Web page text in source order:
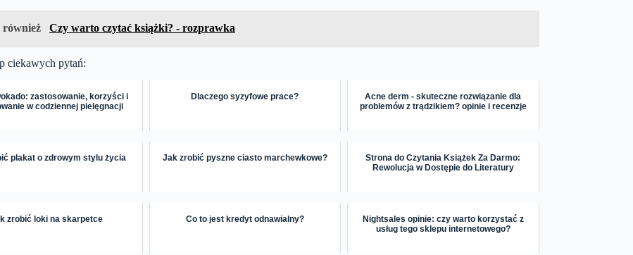
również Czy warto czytać książki? - rozprawka
ciekawych pytań:
zastosowanie, korzyści i
w codziennej pielęgnacji
Dlaczego syzyfowe prace?
Acne derm - skuteczne rozwiązanie dla
problemów z trądzikiem? opinie i recenzje
plakat o zdrowym stylu życia Jak zrobić pyszne ciasto marchewkowe?
Strona do Czytania Książek Za Darmo:
Rewolucja w Dostępie do Literatury
zrobić loki na skarpetce Co to jest kredyt odnawialny?
Nightsales opinie: czy warto korzystać z
usług tego sklepu internetowego?